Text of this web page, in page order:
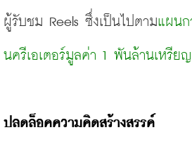
ผู้รับชม Reels ซึ่งเป็นไปตามแผนก
นครีเอเตอร์มูลค่า 1 พันล้านเหรียญ
ปลดล็อคความคิดสร้างสรรค์